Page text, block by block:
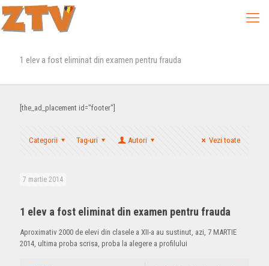
1 elev a fost eliminat din examen pentru frauda
[the_ad_placement id="footer"]
Categorii Tag-uri Autori Vezi toate
7 martie 2014
1 elev a fost eliminat din examen pentru frauda
Aproximativ 2000 de elevi din clasele a XII-a au sustinut, azi, 7 MARTIE
2014, ultima proba scrisa, proba la alegere a profilului